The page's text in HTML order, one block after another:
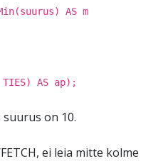
AS m
TIES) AS ap);
on 10.
ei leia mitte kolme